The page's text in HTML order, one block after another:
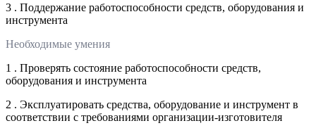
3 . Поддержание работоспособности средств, оборудования и
инструмента
Необходимые умения
1 . Проверять состояние работоспособности средств,
оборудования и инструмента
2 . Эксплуатировать средства, оборудование и инструмент в
соответствии с требованиями организации-изготовителя